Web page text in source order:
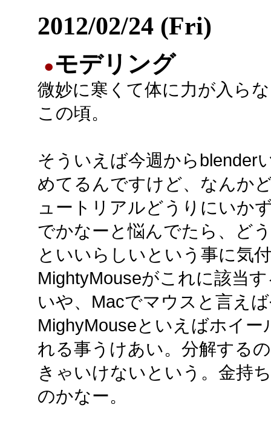
2012/02/24 (Fri)
●モデリング
微妙に寒くて体に力が入ら
この頃。
そういえば今週からblender
めてるんですけど、なんか
ュートリアルどうりにいか
でかなーと悩んでたら、ど
といいらしいという事に気
MightyMouseがこれに該当
いや、Macでマウスと言え
MighyMouseといえばホイ
れる事うけあい。分解する
きゃいけないという。金持
のかなー。